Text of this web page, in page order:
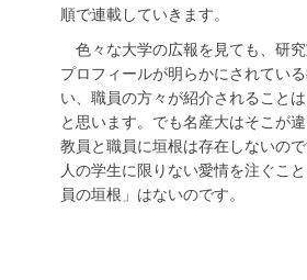
順で連載していきます。
色々な大学の広報を見ても、研
プロフィールが明らかにされてい
い、職員の方々が紹介されること
と思います。でも名産大はそこが違
教員と職員に垣根は存在しないの
人の学生に限りない愛情を注ぐこ
員の垣根」はないのです。